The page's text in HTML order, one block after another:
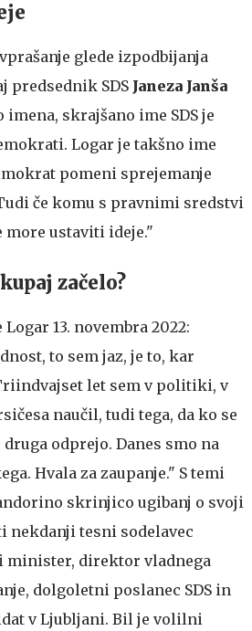
glede izpodbijanja
predsednik SDS Janeza Janša
skrajšano ime SDS je
Logar je takšno ime
pomeni sprejemanje
če komu s pravnimi sredstvi
more ustaviti ideje."
začelo?
13. novembra 2022:
to sem jaz, je to, kar
let sem v politiki, v
naučil, tudi tega, da ko se
odprejo. Danes smo na
Hvala za zaupanje." S temi
skrinjico ugibanj o svoji
tesni sodelavec
minister, direktor vladnega
dolgoletni poslanec SDS in
v Ljubljani. Bil je volilni